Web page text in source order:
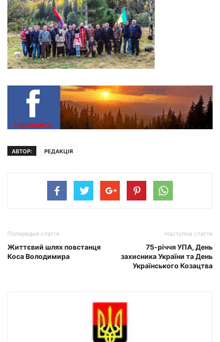
АВТОР: РЕДАКЦІЯ
Попередня стаття
Життєвий шлях повстанця
Коса Володимира
Наступна стаття
75-річчя УПА, День
захисника України та День
Українського Козацтва